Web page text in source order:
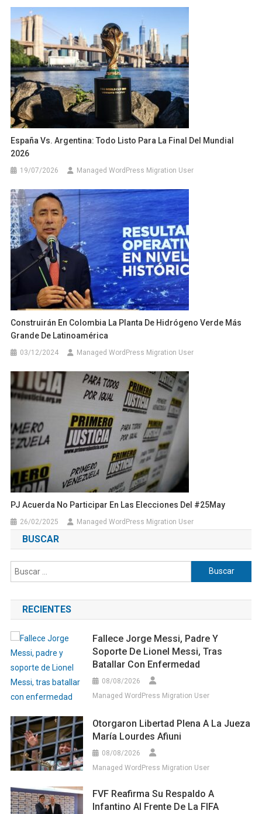
España Vs. Argentina: Todo Listo Para La Final Del Mundial
2026
19/07/2026 Managed WordPress Migration User
Construirán En Colombia La Planta De Hidrógeno Verde Más
Grande De Latinoamérica
03/12/2024 Managed WordPress Migration User
PJ Acuerda No Participar En Las Elecciones Del #25May
26/02/2025 Managed WordPress Migration User
BUSCAR
Buscar:
RECIENTES
Fallece Jorge Messi, Padre Y
Soporte De Lionel Messi, Tras
Batallar Con Enfermedad
08/08/2026
Managed WordPress Migration User
Otorgaron Libertad Plena A La Jueza
María Lourdes Afiuni
08/08/2026
Managed WordPress Migration User
FVF Reafirma Su Respaldo A
Infantino Al Frente De La FIFA